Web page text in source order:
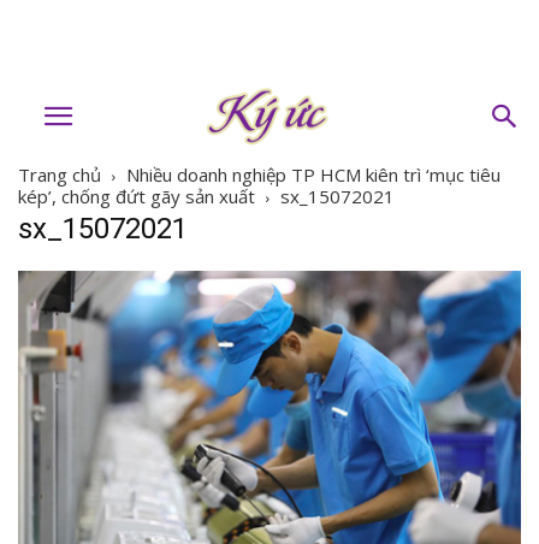
Trang chủ
Nhiều doanh nghiệp TP HCM kiên trì ‘mục tiêu
kép’, chống đứt gãy sản xuất
sx_15072021
sx_15072021